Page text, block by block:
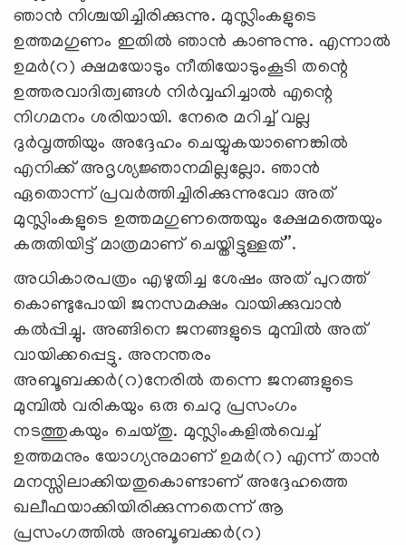
ഞാന്‍ നിശ്ചയിച്ചിരിക്കുന്നു. മുസ്ലിംകളുടെ
ഉത്തമഗുണം ഇതില്‍ ഞാന്‍ കാണുന്നു. എന്നാല്‍
ഉമര്‍(റ) ക്ഷമയോടും നീതിയോടുംകൂടി തന്റെ
ഉത്തരവാദിത്വങ്ങള്‍ നിര്‍വ്വഹിച്ചാല്‍ എന്റെ
നിഗമനം ശരിയായി. നേരെ മറിച്ച് വല്ല
ദുര്‍വൃത്തിയും അദ്ദേഹം ചെയ്യുകയാണെങ്കില്‍
എനിക്ക് അദൃശ്യജ്ഞാനമില്ലല്ലോ. ഞാന്‍
ഏതൊന്ന് പ്രവര്‍ത്തിച്ചിരിക്കുന്നുവോ അത്
മുസ്ലിംകളുടെ ഉത്തമഗുണത്തെയും ക്ഷേമത്തെയും
കരുതിയിട്ട് മാത്രമാണ് ചെയ്തിട്ടുള്ളത്”.
അധികാരപത്രം എഴുതിച്ച ശേഷം അത് പുറത്ത്
കൊണ്ടുപോയി ജനസമക്ഷം വായിക്കുവാന്‍
കല്‍പ്പിച്ചു. അങ്ങിനെ ജനങ്ങളുടെ മുമ്പില്‍ അത്
വായിക്കപ്പെട്ടു. അനന്തരം
അബൂബക്കര്‍(റ)നേരില്‍ തന്നെ ജനങ്ങളുടെ
മുമ്പില്‍ വരികയും ഒരു ചെറു പ്രസംഗം
നടത്തുകയും ചെയ്തു. മുസ്ലിംകളില്‍വെച്ച്
ഉത്തമനും യോഗ്യനുമാണ് ഉമര്‍(റ) എന്ന് താന്‍
മനസ്സിലാക്കിയതുകൊണ്ടാണ് അദ്ദേഹത്തെ
ഖലീഫയാക്കിയിരിക്കുന്നതെന്ന് ആ
പ്രസംഗത്തില്‍ അബൂബക്കര്‍(റ)